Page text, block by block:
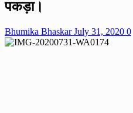
पकड़ा।
Bhumika BhaskarJuly 31, 2020 0